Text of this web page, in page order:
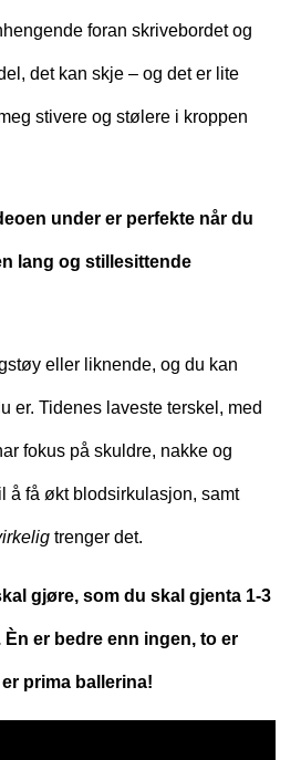
foran skrivebordet og
det kan skje – og det er lite
stivere og stølere i kroppen
under er perfekte når du
lang og stillesittende
eller liknende, og du kan
er. Tidenes laveste terskel, med
fokus på skuldre, nakke og
å få økt blodsirkulasjon, samt
trenger det.
gjøre, som du skal gjenta 1-3
er bedre enn ingen, to er
prima ballerina!